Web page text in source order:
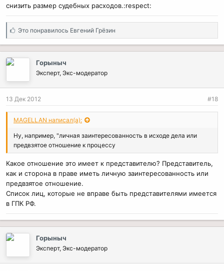
снизить размер судебных расходов.:respect:
С
и
п
и
и
Это понравилось Евгений Грёзин
Горыныч
Эксперт, Экс-модератор
13 Дек 2012 #18
MAGELLAN написал(а):
Ну, например, "личная заинтересованность в исходе дела или
предвзятое отношение к процессу
Какое отношение это имеет к представителю? Представитель,
как и сторона в праве иметь личную заинтересованность или
предвзятое отношение.
Список лиц, которые не вправе быть представителями имеется
в ГПК РФ.
Горыныч
Эксперт, Экс-модератор